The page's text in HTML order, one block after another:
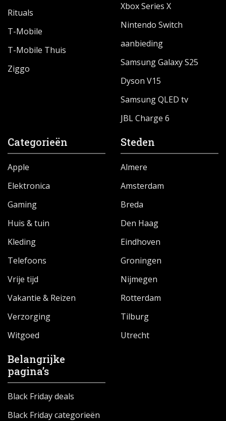
Rituals
T-Mobile
T-Mobile Thuis
Ziggo
Xbox Series X
Nintendo Switch
aanbieding
Samsung Galaxy S25
Dyson V15
Samsung QLED tv
JBL Charge 6
Categorieën
Apple
Elektronica
Gaming
Huis & tuin
Kleding
Telefoons
Vrije tijd
Vakantie & Reizen
Verzorging
Witgoed
Steden
Almere
Amsterdam
Breda
Den Haag
Eindhoven
Groningen
Nijmegen
Rotterdam
Tilburg
Utrecht
Belangrijke
pagina’s
Black Friday deals
Black Friday categorieën